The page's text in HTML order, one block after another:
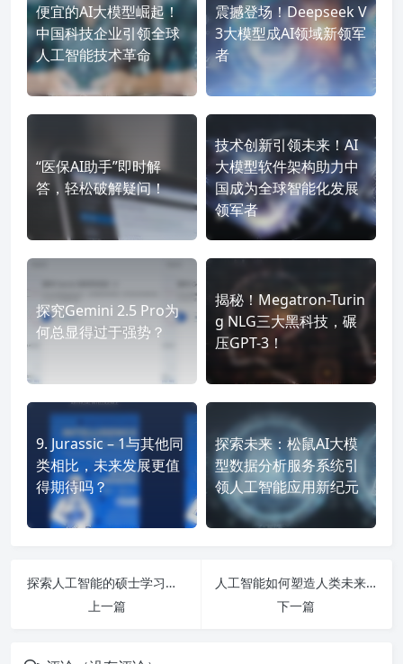
便宜的AI大模型崛起！
中国科技企业引领全球
人工智能技术革命
震撼登场！Deepseek V
3大模型成AI领域新领军
者
“医保AI助手”即时解
答，轻松破解疑问！
技术创新引领未来！AI
大模型软件架构助力中
国成为全球智能化发展
领军者
探究Gemini 2.5 Pro为
何总显得过于强势？
揭秘！Megatron-Turin
g NLG三大黑科技，碾
压GPT-3！
9. Jurassic – 1与其他同
类相比，未来发展更值
得期待吗？
探索未来：松鼠AI大模
型数据分析服务系统引
领人工智能应用新纪元
探索人工智能的硕士学习路线与就业前景：从机器人原理到职业转型的全面分析
上一篇
人工智能如何塑造人类未来？探索ChatGPT技术应用与专业前景分析！
下一篇